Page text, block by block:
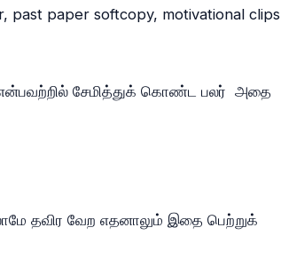
past paper softcopy, motivational clips
சேமித்துக் கொண்ட பலர் அதை
தவிர வேற எதனாலும் இதை பெற்றுக்